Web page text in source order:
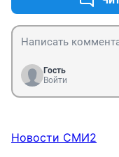
Гость
Войти
Новости СМИ2